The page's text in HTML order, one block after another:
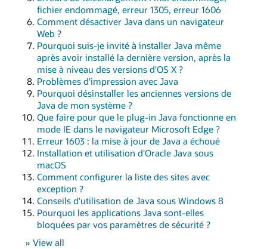
fichier endommagé, erreur 1305, erreur 1606
Comment désactiver Java dans un navigateur
Web ?
Pourquoi suis-je invité à installer Java même
après avoir installé la dernière version, après la
mise à niveau des versions d'OS X ?
Problèmes d'impression avec Java
Pourquoi désinstaller les anciennes versions de
Java de mon système ?
Que faire pour que le plug-in Java fonctionne en
mode IE dans le navigateur Microsoft Edge ?
Erreur 1603 : la mise à jour de Java a échoué
Installation et utilisation d'Oracle Java sous
macOS
Comment configurer la liste des sites avec
exception ?
Conseils d'utilisation de Java sous Windows 8
Pourquoi les applications Java sont-elles
bloquées par vos paramètres de sécurité ?
» View all